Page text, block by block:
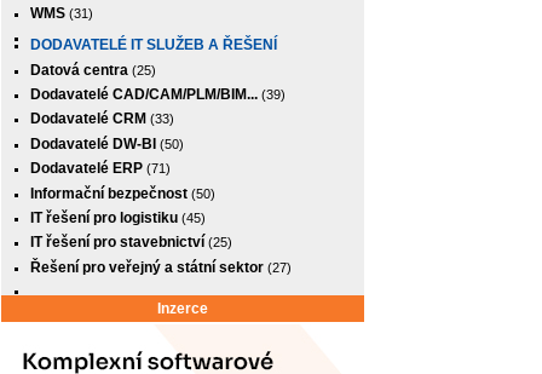
WMS (31)
DODAVATELÉ IT SLUŽEB A ŘEŠENÍ
Datová centra (25)
Dodavatelé CAD/CAM/PLM/BIM... (39)
Dodavatelé CRM (33)
Dodavatelé DW-BI (50)
Dodavatelé ERP (71)
Informační bezpečnost (50)
IT řešení pro logistiku (45)
IT řešení pro stavebnictví (25)
Řešení pro veřejný a státní sektor (27)
Inzerce